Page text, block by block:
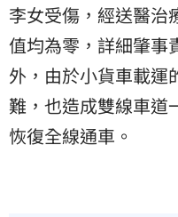
李女受傷，經送醫治
值均為零，詳細肇事
外，由於小貨車載運
難，也造成雙線車道
恢復全線通車。